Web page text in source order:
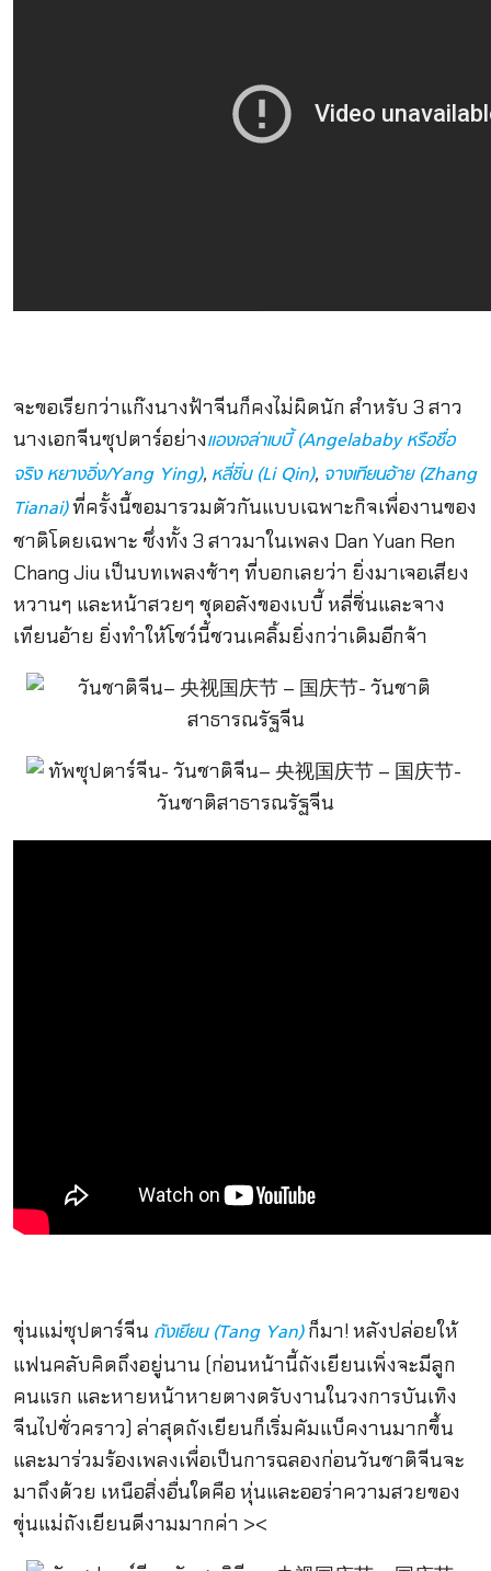
จะขอเรียกว่าแก๊งนางฟ้าจีนก็คงไม่ผิดนัก สำหรับ 3 สาว
นางเอกจีนซุปตาร์อย่างแองเจล่าเบบี้ (Angelababy หรือชื่อ
จริง หยางอิ่ง/Yang Ying), หลี่ชิ่น (Li Qin), จางเทียนอ้าย (Zhang
Tianai)ที่ครั้งนี้ขอมารวมตัวกันแบบเฉพาะกิจเพื่องานของ
ชาติโดยเฉพาะ ซึ่งทั้ง 3 สาวมาในเพลง Dan Yuan Ren
Chang Jiu เป็นบทเพลงช้าๆ ที่บอกเลยว่า ยิ่งมาเจอเสียง
หวานๆ และหน้าสวยๆ ชุดอลังของเบบี้ หลี่ชิ่นและจาง
เทียนอ้าย ยิ่งทำให้โชว์นี้ชวนเคลิ้มยิ่งกว่าเดิมอีกจ้า
ขุ่นแม่ซุปตาร์จีน ถังเยียน (Tang Yan)ก็มา! หลังปล่อยให้
แฟนคลับคิดถึงอยู่นาน (ก่อนหน้านี้ถังเยียนเพิ่งจะมีลูก
คนแรก และหายหน้าหายตางดรับงานในวงการบันเทิง
จีนไปชั่วคราว) ล่าสุดถังเยียนก็เริ่มคัมแบ็คงานมากขึ้น
และมาร่วมร้องเพลงเพื่อเป็นการฉลองก่อนวันชาติจีนจะ
มาถึงด้วย เหนือสิ่งอื่นใดคือ หุ่นและออร่าความสวยของ
ขุ่นแม่ถังเยียนดีงามมากค่า ><